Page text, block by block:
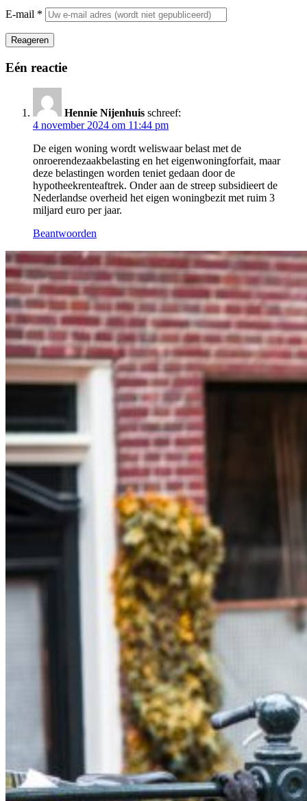
E-mail *
Reageren
Eén reactie
Hennie Nijenhuis schreef:
4 november 2024 om 11:44 pm
De eigen woning wordt weliswaar belast met de
onroerendezaakbelasting en het eigenwoningforfait, maar
deze belastingen worden teniet gedaan door de
hypotheekrenteaftrek. Onder aan de streep subsidieert de
Nederlandse overheid het eigen woningbezit met ruim 3
miljard euro per jaar.
Beantwoorden